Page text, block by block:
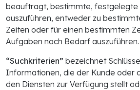
beauftragt, bestimmte, festgelegte
auszuführen, entweder zu
Zeiten oder für einen bestimmten
Aufgaben nach Bedarf auszuführen.
“Suchkriterien” bezeichnet
Informationen, die der Kunde oder
den Diensten zur Verfügung stellt